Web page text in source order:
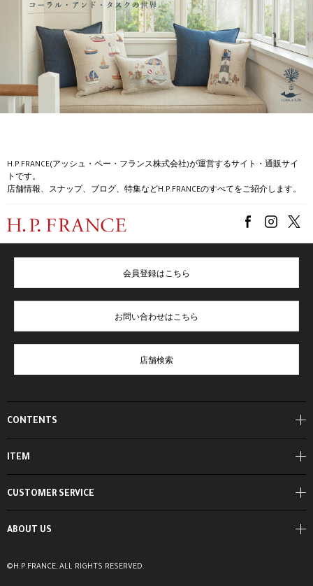
H.P.FRANCE(アッシュ・ペー・フランス株式会社)が運営するサイト・通販サイ
トです。
店舗情報、スナップ、ブログ、特集などH.P.FRANCEのすべてをご紹介します。
CONTENTS
ITEM
ABOUT US
会員登録はこちら
お問い合わせはこちら
店舗検索
CUSTOMER SERVICE
©H.P.FRANCE, ALL RIGHTS RESERVED.